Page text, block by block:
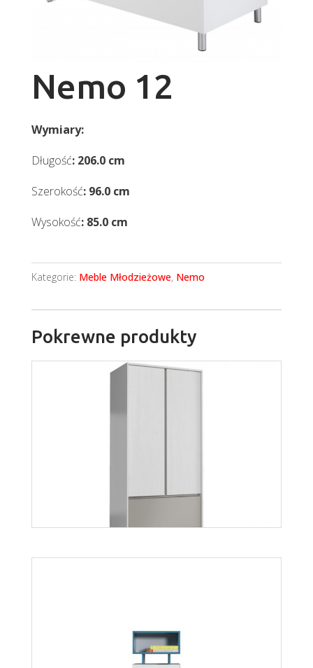
Nemo 12
Wymiary:
Długość: 206.0 cm
Szerokość: 96.0 cm
Wysokość: 85.0 cm
Kategorie: Meble Młodzieżowe, Nemo
Pokrewne produkty
Mati S2D